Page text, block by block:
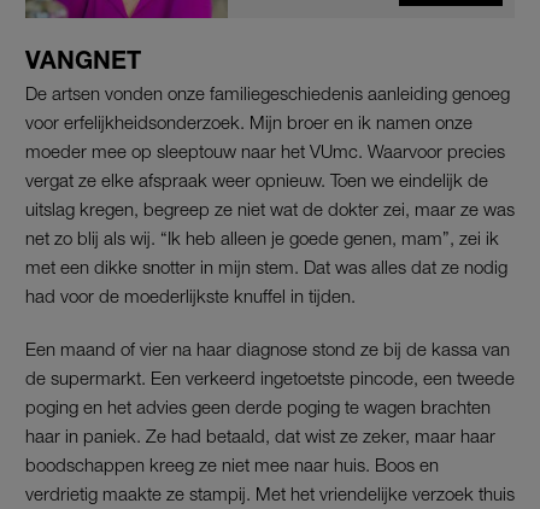
VANGNET
De artsen vonden onze familiegeschiedenis aanleiding genoeg
voor erfelijkheidsonderzoek. Mijn broer en ik namen onze
moeder mee op sleeptouw naar het VUmc. Waarvoor precies
vergat ze elke afspraak weer opnieuw. Toen we eindelijk de
uitslag kregen, begreep ze niet wat de dokter zei, maar ze was
net zo blij als wij. “Ik heb alleen je goede genen, mam”, zei ik
met een dikke snotter in mijn stem. Dat was alles dat ze nodig
had voor de moederlijkste knuffel in tijden.
Een maand of vier na haar diagnose stond ze bij de kassa van
de supermarkt. Een verkeerd ingetoetste pincode, een tweede
poging en het advies geen derde poging te wagen brachten
haar in paniek. Ze had betaald, dat wist ze zeker, maar haar
boodschappen kreeg ze niet mee naar huis. Boos en
verdrietig maakte ze stampij. Met het vriendelijke verzoek thuis